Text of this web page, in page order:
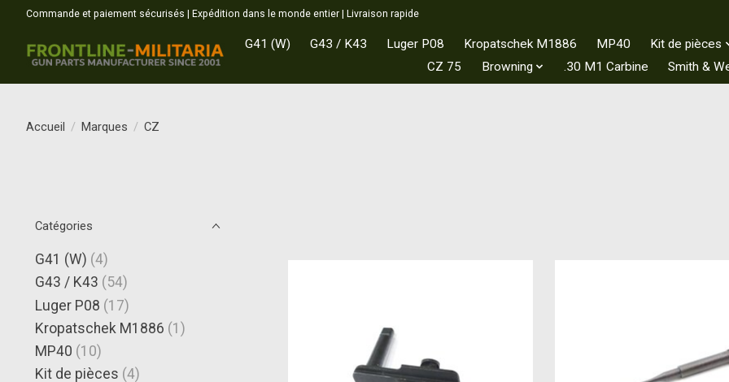
Commande et paiement sécurisés | Expédition dans le monde entier | Livraison rapide
G41 (W) G43 / K43 Luger P08 Kropatschek M1886 MP40 Kit de pièces
CZ 75
Browning .30 M1 Carbine Smith &
Accueil / Marques / CZ
Catégories
G41 (W) (4)
G43 / K43 (54)
Luger P08 (17)
Kropatschek M1886 (1)
MP40 (10)
Kit de pièces (4)